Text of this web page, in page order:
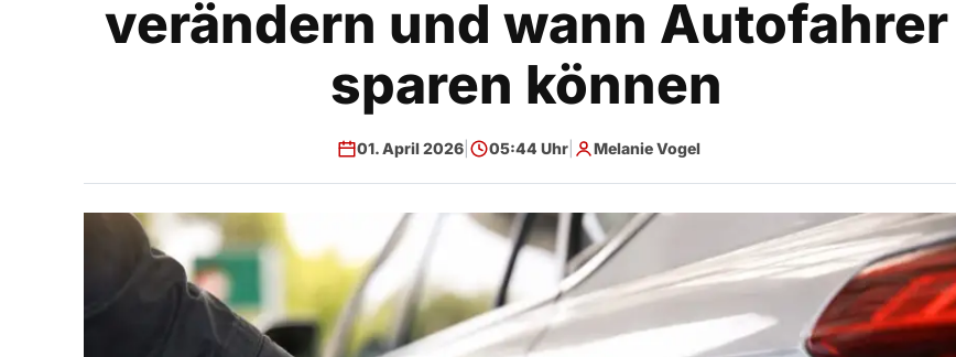
verändern und wann Autofahrer
sparen können
01. April 2026| 05:44 Uhr| Melanie Vogel